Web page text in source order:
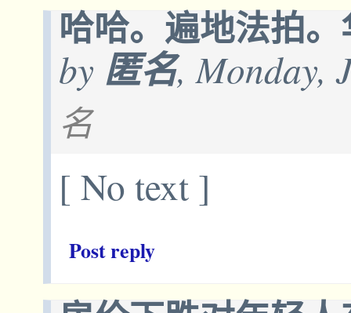
哈哈。遍地法拍
by 匿名, Monday,
名
[ No text ]
Post reply